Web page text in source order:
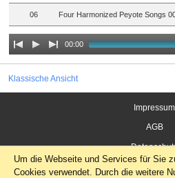
06 Four Harmonized Peyote Songs
00:00
Klassische Ansicht
Impressum
AGB
Widerrufsrecht für
Um die Webseite und Services für Sie
Cookies verwendet. Durch die weitere